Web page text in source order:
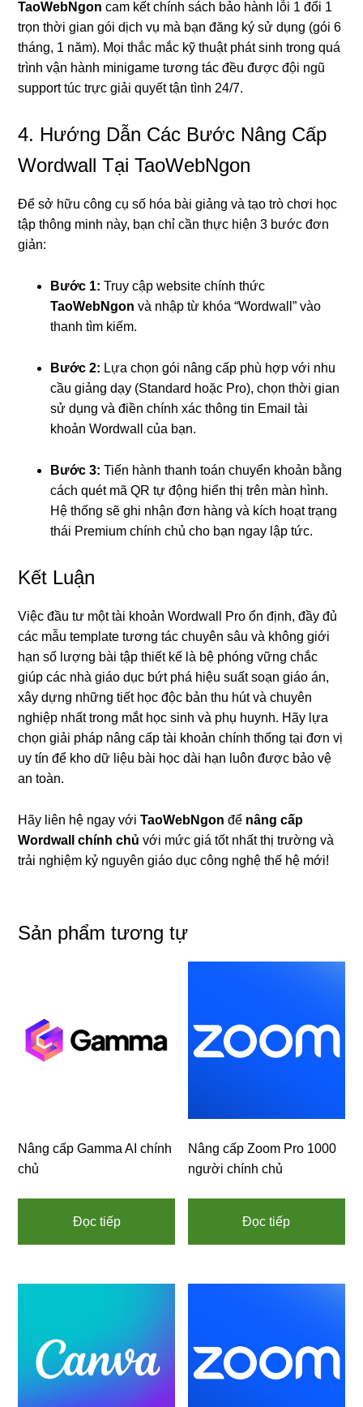
TaoWebNgon cam kết chính sách bảo hành lỗi 1 đổi 1
trọn thời gian gói dịch vụ mà bạn đăng ký sử dụng (gói 6
tháng, 1 năm). Mọi thắc mắc kỹ thuật phát sinh trong quá
trình vận hành minigame tương tác đều được đội ngũ
support túc trực giải quyết tận tình 24/7.
4. Hướng Dẫn Các Bước Nâng Cấp
Wordwall Tại TaoWebNgon
Để sở hữu công cụ số hóa bài giảng và tạo trò chơi học
tập thông minh này, bạn chỉ cần thực hiện 3 bước đơn
giản:
Bước 1: Truy cập website chính thức
TaoWebNgon và nhập từ khóa “Wordwall” vào
thanh tìm kiếm.
Bước 2: Lựa chọn gói nâng cấp phù hợp với nhu
cầu giảng dạy (Standard hoặc Pro), chọn thời gian
sử dụng và điền chính xác thông tin Email tài
khoản Wordwall của bạn.
Bước 3: Tiến hành thanh toán chuyển khoản bằng
cách quét mã QR tự động hiển thị trên màn hình.
Hệ thống sẽ ghi nhận đơn hàng và kích hoạt trạng
thái Premium chính chủ cho bạn ngay lập tức.
Kết Luận
Việc đầu tư một tài khoản Wordwall Pro ổn định, đầy đủ
các mẫu template tương tác chuyên sâu và không giới
hạn số lượng bài tập thiết kế là bệ phóng vững chắc
giúp các nhà giáo dục bứt phá hiệu suất soạn giáo án,
xây dựng những tiết học độc bản thu hút và chuyên
nghiệp nhất trong mắt học sinh và phụ huynh. Hãy lựa
chọn giải pháp nâng cấp tài khoản chính thống tại đơn vị
uy tín để kho dữ liệu bài học dài hạn luôn được bảo vệ
an toàn.
Hãy liên hệ ngay vớiTaoWebNgon để nâng cấp
Wordwall chính chủ với mức giá tốt nhất thị trường và
trải nghiệm kỷ nguyên giáo dục công nghệ thế hệ mới!
Sản phẩm tương tự
Nâng cấp Gamma AI chính
chủ
Đọc tiếp
Nâng cấp Zoom Pro 1000
người chính chủ
Đọc tiếp